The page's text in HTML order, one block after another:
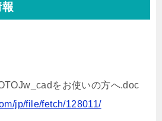
をお使いの方へ.doc
jp/file/fetch/128011/